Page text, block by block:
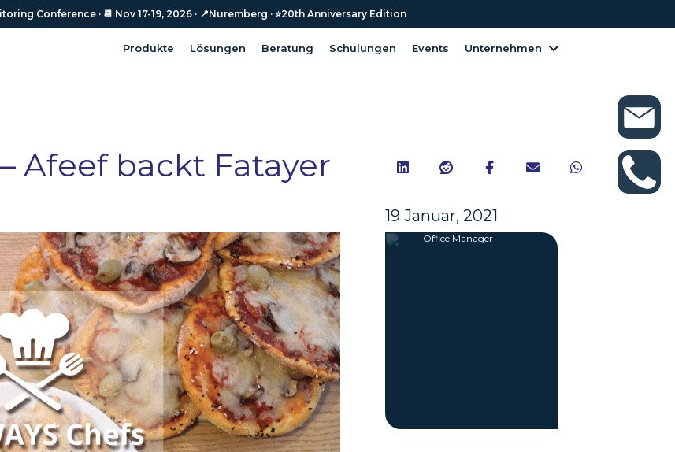
Conference · 📆 Nov 17-19, 2026 · 📍Nuremberg · ⭐️20th Anniversary Edition
Produkte Lösungen Beratung Schulungen Events Unternehmen
Conference · 📆 Nov 17-19, 2026 · 📍Nuremberg · ⭐️20th Anniversary Edition
Afeef backt Fatayer     
19 Januar, 2021
Catharina Celikel
Office Manager